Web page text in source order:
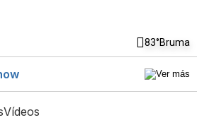
83°Bruma
Vídeos